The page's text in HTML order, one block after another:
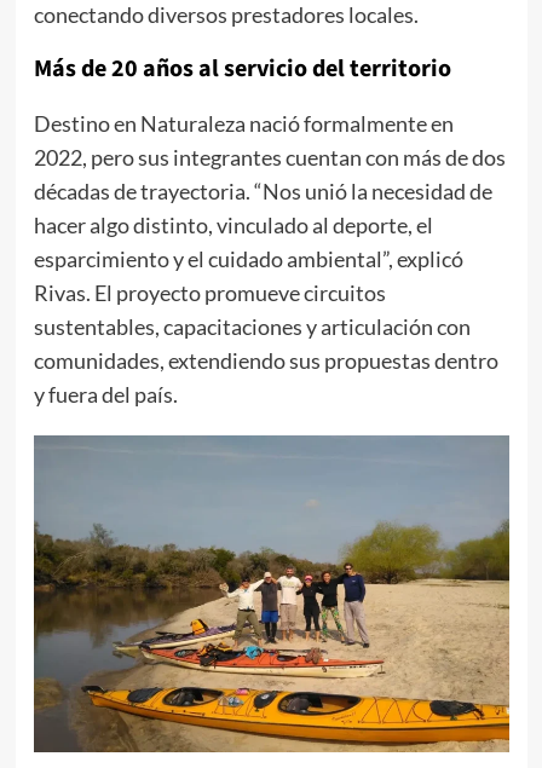
conectando diversos prestadores locales.
Más de 20 años al servicio del territorio
Destino en Naturaleza nació formalmente en
2022, pero sus integrantes cuentan con más de dos
décadas de trayectoria. “Nos unió la necesidad de
hacer algo distinto, vinculado al deporte, el
esparcimiento y el cuidado ambiental”, explicó
Rivas. El proyecto promueve circuitos
sustentables, capacitaciones y articulación con
comunidades, extendiendo sus propuestas dentro
y fuera del país.